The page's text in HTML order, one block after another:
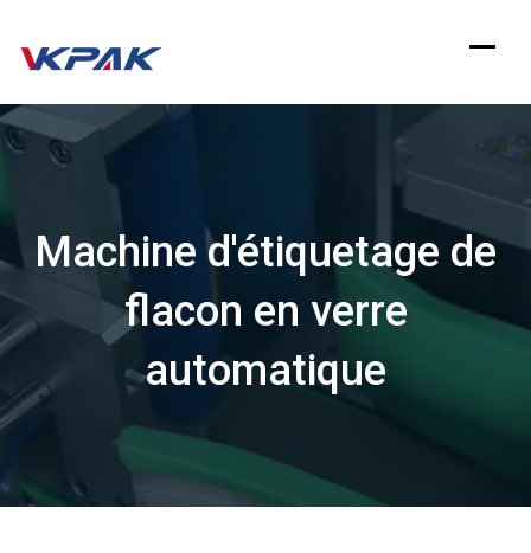
Aller
au
contenu
Machine d'étiquetage de
flacon en verre
automatique